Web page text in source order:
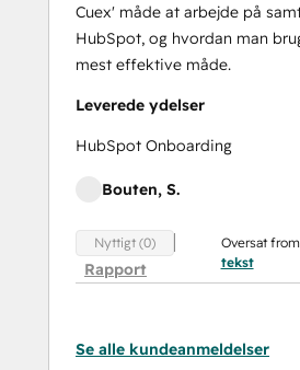
Cuex' måde at arbejde på
HubSpot, og hvordan man
mest effektive måde.
Leverede ydelser
HubSpot Onboarding
Bouten, S.
Nyttigt (0)
Rapport
Oversat
tekst
Se alle kundeanmeldelser